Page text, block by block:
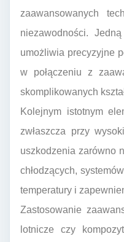
zaawansowanych
niezawodności.
umożliwia precyzyjne
w połączeniu z
skomplikowanych
Kolejnym istotnym
zwłaszcza przy
uszkodzenia zarówno
chłodzących,
temperatury i
Zastosowanie
lotnicze czy